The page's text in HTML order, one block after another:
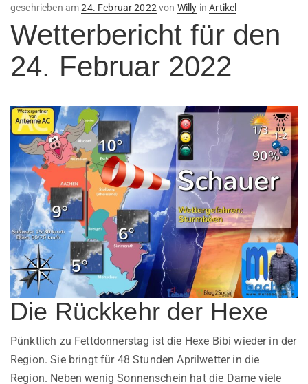
geschrieben amVeröffentlicht
24. Februar 2022 von Willy inArtikel
Wetterbericht für den
24. Februar 2022
Die Rückkehr der Hexe
Pünktlich zu Fettdonnerstag ist die Hexe Bibi wieder in der
Region. Sie bringt für 48 Stunden Aprilwetter in die
Region. Neben wenig Sonnenschein hat die Dame viele